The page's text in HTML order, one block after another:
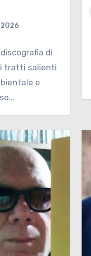
2026
di
i tratti salienti
e